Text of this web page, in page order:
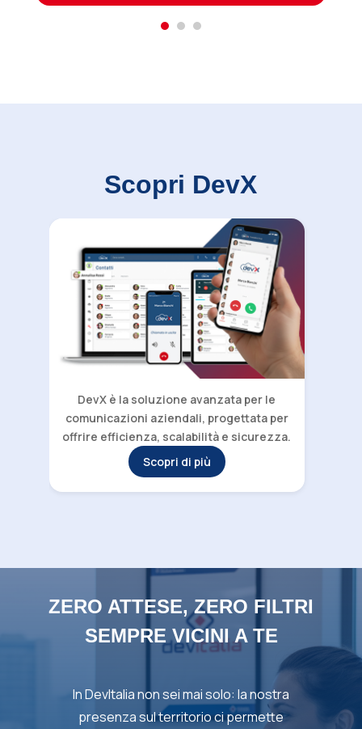
Scopri DevX
DevX è la soluzione avanzata per le
comunicazioni aziendali, progettata per
offrire efficienza, scalabilità e sicurezza.
Scopri di più
ZERO ATTESE, ZERO FILTRI
SEMPRE VICINI A TE
In DevItalia non sei mai solo: la nostra
presenza sul territorio ci permette